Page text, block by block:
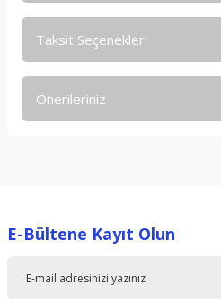
Taksit Seçenekleri
Önerileriniz
Ürün resmi kalitesiz, bozuk veya
E-Bültene Kayıt Olun